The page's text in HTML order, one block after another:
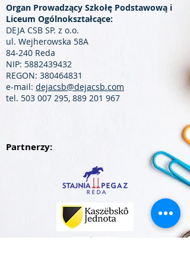
Organ Prowadzący Szkołę Podstawową i
Liceum Ogólnokształcące:
DEJA CSB SP. z o.o.
ul. Wejherowska 58A
84-240 Reda
NIP: 5882439432
REGON: 380464831
e-mail: dejacsb@dejacsb.com
tel. 503 007 295, 889 201 967
Partnerzy: